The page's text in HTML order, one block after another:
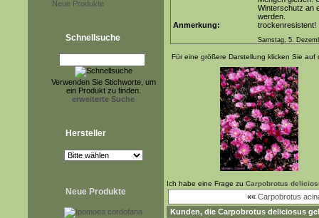
Neue Produkte
Schnellsuche
Verwenden Sie Stichworte, um
ein Produkt zu finden.
erweiterte Suche
Hersteller
Neue Produkte
Winterschutz an
werden.
Anmerkung:
trockenresistent!
Samstag, 5.
Für eine größere Darstellung klicken Sie auf
Ich habe eine Frage zu Carpobrotus
«« Carpobrotus
Kunden, die Carpobrotus deliciosus